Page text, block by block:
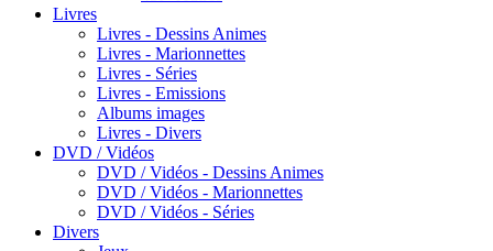
Livres
Livres - Dessins Animes
Livres - Marionnettes
Livres - Séries
Livres - Emissions
Albums images
Livres - Divers
DVD / Vidéos
DVD / Vidéos - Dessins Animes
DVD / Vidéos - Marionnettes
DVD / Vidéos - Séries
Divers